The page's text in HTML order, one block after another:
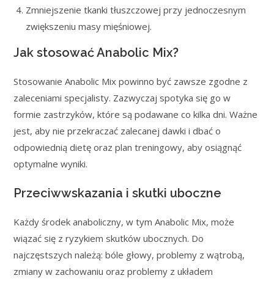
Zmniejszenie tkanki tłuszczowej przy jednoczesnym
zwiększeniu masy mięśniowej.
Jak stosować Anabolic Mix?
Stosowanie Anabolic Mix powinno być zawsze zgodne z
zaleceniami specjalisty. Zazwyczaj spotyka się go w
formie zastrzyków, które są podawane co kilka dni. Ważne
jest, aby nie przekraczać zalecanej dawki i dbać o
odpowiednią dietę oraz plan treningowy, aby osiągnąć
optymalne wyniki.
Przeciwwskazania i skutki uboczne
Każdy środek anaboliczny, w tym Anabolic Mix, może
wiązać się z ryzykiem skutków ubocznych. Do
najczęstszych należą: bóle głowy, problemy z wątrobą,
zmiany w zachowaniu oraz problemy z układem